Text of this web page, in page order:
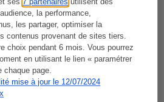
ses7 partenaires utilisent des
la performance,
les partager, optimiser la
contenus provenant de sites tiers.
choix pendant 6 mois. Vous pourrez
en utilisant le lien « paramétrer
chaque page.
mise à jour le 12/07/2024